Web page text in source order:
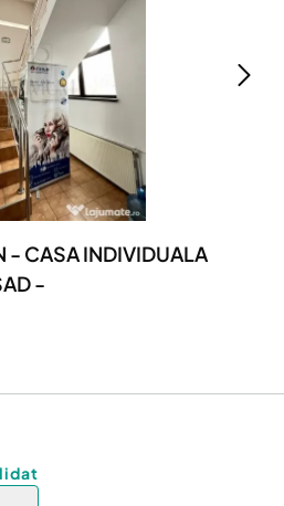
profesionale
- CASA INDIVIDUALA
-